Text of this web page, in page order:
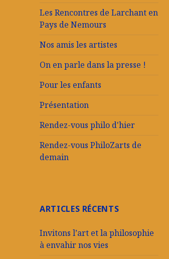
Les Rencontres de Larchant en
Pays de Nemours
Nos amis les artistes
On en parle dans la presse !
Pour les enfants
Présentation
Rendez-vous philo d'hier
Rendez-vous PhiloZarts de
demain
ARTICLES RÉCENTS
Invitons l’art et la philosophie
à envahir nos vies